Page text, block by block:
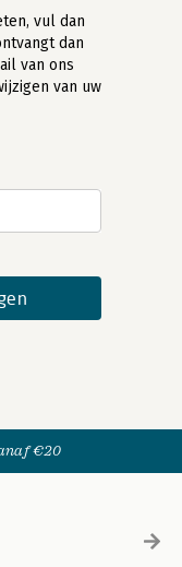
vul dan
dan
van ons
van uw
€20